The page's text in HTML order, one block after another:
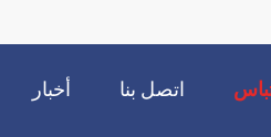
أخبار اتصل بنا